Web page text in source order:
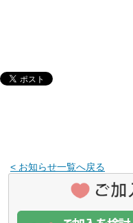
< お知らせ一覧へ戻る